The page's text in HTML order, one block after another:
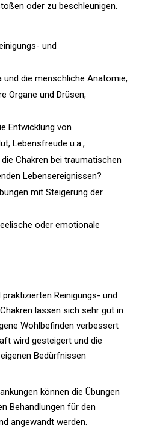
oder zu beschleunigen.
und
und die menschliche Anatomie,
Organe und Drüsen,
Entwicklung von
Lebensfreude u.a.,
Chakren bei traumatischen
Lebensereignissen?
mit Steigerung der
oder emotionale
Reinigungs- und
lassen sich sehr gut in
Wohlbefinden verbessert
wird gesteigert und die
Bedürfnissen
können die Übungen
Behandlungen für den
angewandt werden.